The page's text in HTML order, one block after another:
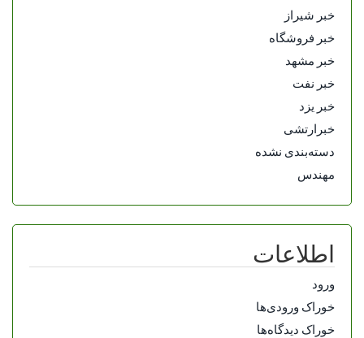
خبر شیراز
خبر فروشگاه
خبر مشهد
خبر نفت
خبر یزد
خبرارتشی
دسته‌بندی نشده
مهندس
اطلاعات
ورود
خوراک ورودی‌ها
خوراک دیدگاه‌ها